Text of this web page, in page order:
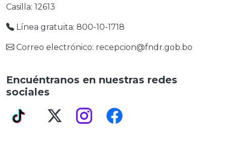
Casilla: 12613
Línea gratuita: 800-10-1718
Correo electrónico: recepcion@fndr.gob.bo
Encuéntranos en nuestras redes
sociales